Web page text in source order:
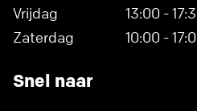
Vrijdag
13:00 -
Zaterdag
10:00 -
Snel naar